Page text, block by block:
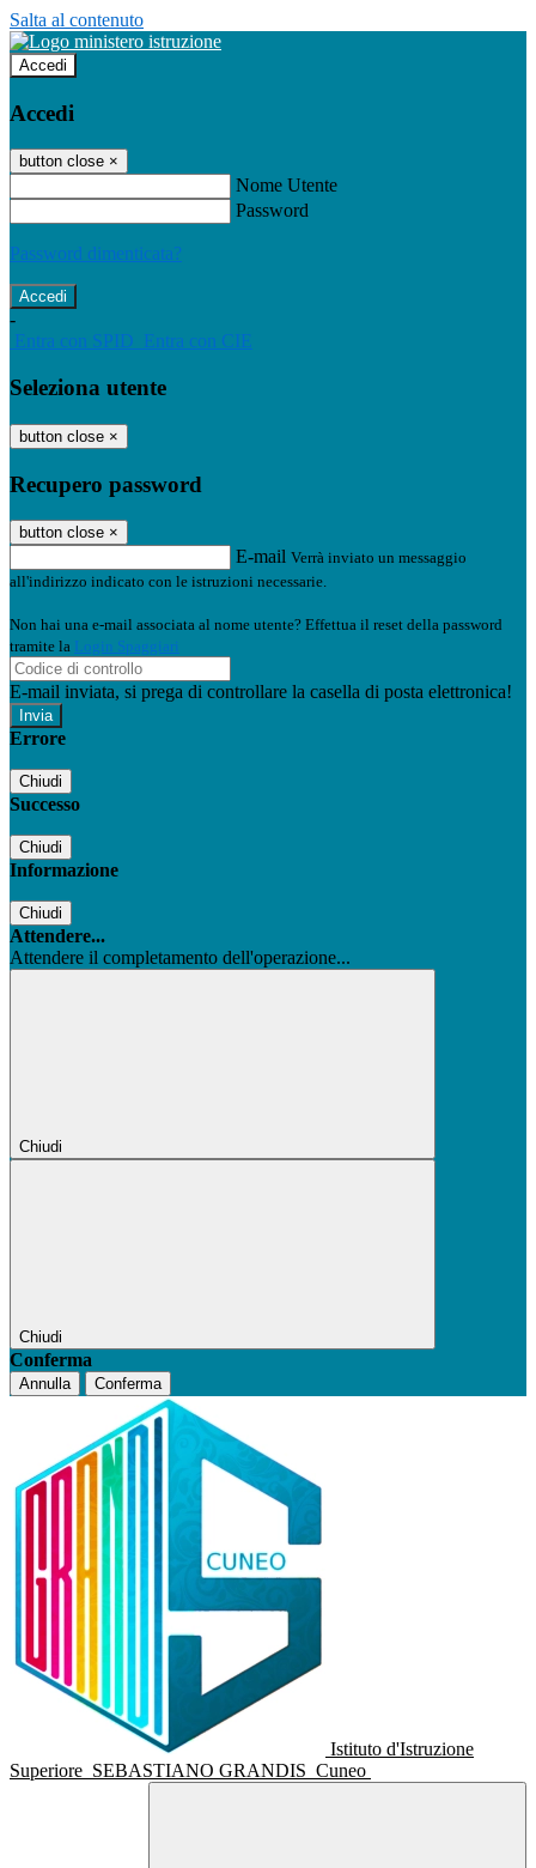
Salta al contenuto
Accedi
Accedi
button close ×
Nome Utente
Password
Password dimenticata?
-
Entra con SPID Entra con CIE
Seleziona utente
button close ×
Recupero password
button close ×
E-mail Verrà inviato un messaggio
all'indirizzo indicato con le istruzioni necessarie.
Non hai una e-mail associata al nome utente? Effettua il reset della password
tramite la Login Spaggiari
E-mail inviata, si prega di controllare la casella di posta elettronica!
Errore
Chiudi
Successo
Chiudi
Informazione
Chiudi
Attendere...
Attendere il completamento dell'operazione...
Chiudi
Chiudi
Conferma
Annulla Conferma
Istituto d'Istruzione
Superiore SEBASTIANO GRANDIS Cuneo